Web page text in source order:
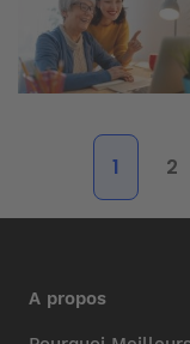
1 2
A propos